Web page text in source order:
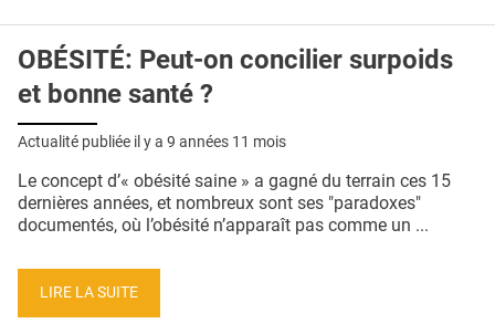
OBÉSITÉ: Peut-on concilier surpoids
et bonne santé ?
Actualité publiée il y a 9 années 11 mois
Le concept d’« obésité saine » a gagné du terrain ces 15
dernières années, et nombreux sont ses "paradoxes"
documentés, où l’obésité n’apparaît pas comme un ...
LIRE LA SUITE